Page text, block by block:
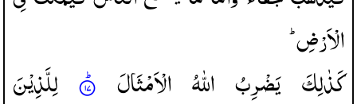
الْاَرْضِ ؕ
كَذٰلِكَ یَضْرِبُ اللّٰهُ الْاَمْثَالَ
لِلَّذِیْنَ